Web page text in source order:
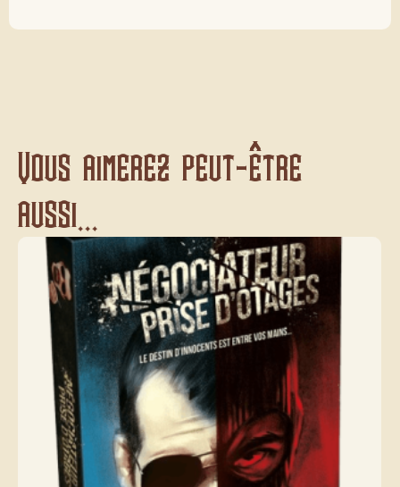
Vous aimerez peut-être
aussi...